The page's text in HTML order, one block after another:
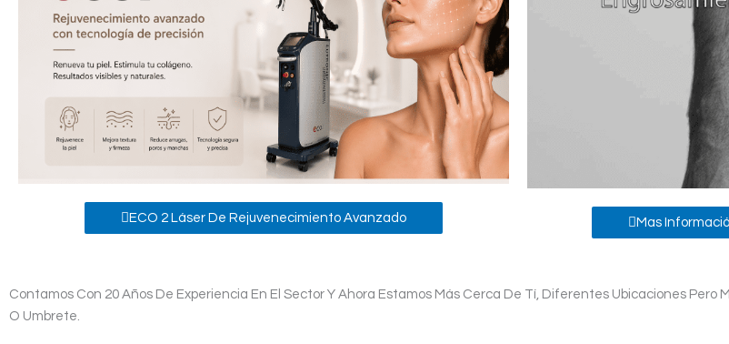
ECO 2 Láser De Rejuvenecimiento Avanzado Mas
Contamos Con 20 Años De Experiencia En El Sector Y Ahora Estamos Más Cerca De Tí, Diferentes Ubicaciones Pero
O Umbrete.